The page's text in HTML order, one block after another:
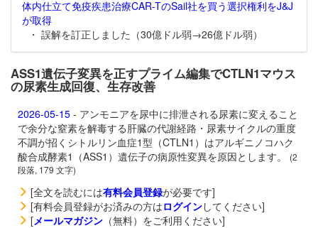
体内仕立て免疫疾患治療CAR-TのSail社を買う選択権利をJ&J
が取得
・ 誤解を訂正しました（30億ドル弱→26億ドル弱）
ASS1遺伝子変異を正すプライム編集でCTLN1マウス
の尿素生成回復、生存改善
2026-05-15 - アンモニアを尿中に排泄される尿素に変えること
で余分な窒素を解毒する肝臓の代謝経路・尿素サイクルの重度
不調が招くシトルリン血症1型（CTLN1）はアルギニノコハク
酸合成酵素1（ASS1）遺伝子の病原性変異を原因とします。
(2
段落, 179 文字)
[全文を読むには有料会員登録が必要です]
[有料会員登録がお済みの方はログインしてください]
[メールマガジン （無料）をご利用ください]